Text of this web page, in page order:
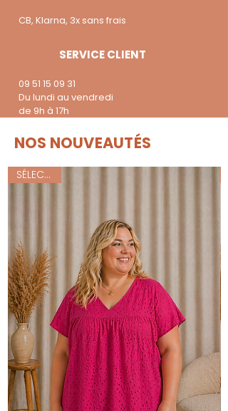
CB, Klarna, 3x sans frais
SERVICE CLIENT
09 51 15 09 31
Du lundi au vendredi
de 9h à 17h
NOS NOUVEAUTÉS
SÉLECTION